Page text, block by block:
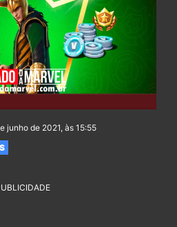
junho de 2021, às 15:55